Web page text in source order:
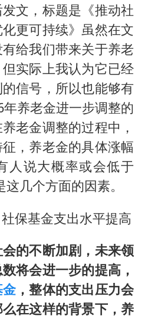
央视新主播李秋莹母校发文祝贺
上门女婿出轨女邻居多年被判重婚罪
国足U17与阿森纳决赛取消 并列冠军
香港刷新1884年以来最高气温纪录
上海全力守护市民“菜篮子”
暑期研学游升温 在旅途中增长知识
咪过火把节被抹成黑猫
妈给四胞胎取名平安喜乐
经理辟谣Bin离队
总书记点赞的非遗苗绣焕发新生机
文，标题是《推动社
更可持续》虽然在文
给我们带来关于养老
实际上我认为它已经
信号，所以也能够有
养老金进一步调整的
老金调整的过程中，
，养老金的具体涨幅
人说大概率或会低于
几个方面的因素。
保基金支出水平提高
的不断加剧，未来领
将会进一步的提高，
，整体的支出压力会
在这样的背景下，养